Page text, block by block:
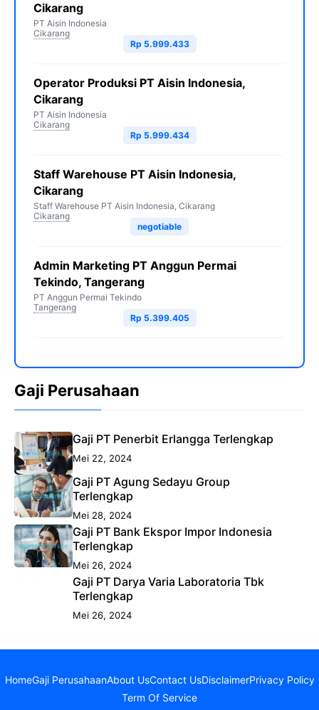
Cikarang
PT Aisin Indonesia
Cikarang
Rp 5.999.433
Operator Produksi PT Aisin Indonesia,
Cikarang
PT Aisin Indonesia
Cikarang
Rp 5.999.434
Staff Warehouse PT Aisin Indonesia,
Cikarang
Staff Warehouse PT Aisin Indonesia, Cikarang
Cikarang
negotiable
Admin Marketing PT Anggun Permai
Tekindo, Tangerang
PT Anggun Permai Tekindo
Tangerang
Rp 5.399.405
Gaji Perusahaan
Gaji PT Penerbit Erlangga Terlengkap
Mei 22, 2024
Gaji PT Agung Sedayu Group
Terlengkap
Mei 28, 2024
Gaji PT Bank Ekspor Impor Indonesia
Terlengkap
Mei 26, 2024
Gaji PT Darya Varia Laboratoria Tbk
Terlengkap
Mei 26, 2024
HomeGaji PerusahaanAbout UsContact UsDisclaimerPrivacy Policy
Term Of Service